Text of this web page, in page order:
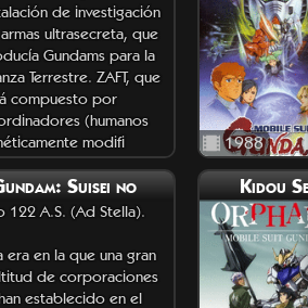
de investigación
ultrasecreta, que
Gundams para la
Terrestre. ZAFT, que
compuesto por
(humanos
modifi
1988
Suisei no
122 A.S. (Ad Stella).
era en la que una gran
de corporaciones
establecido en el
Kidou